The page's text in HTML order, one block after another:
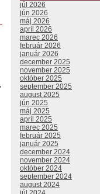
júl 2026
jún 2026
máj 2026
apríl 2026
marec 2026
február 2026
január 2026
december 2025
november 2025
október 2025
september 2025
august 2025
jún 2025
máj 2025
apríl 2025
marec 2025
február 2025
január 2025
december 2024
november 2024
október 2024
september 2024
august 2024